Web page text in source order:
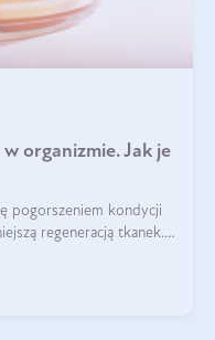
organizmie. Jak je
pogorszeniem kondycji
regeneracją tkanek.